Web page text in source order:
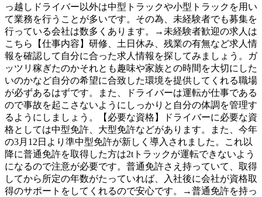
っ越しドライバー以外は中型トラックや小型トラックを用い
て業務を行うことが多いです。その為、未経験者でも募集を
行っている会社は数多くあります。→未経験者歓迎の求人は
こちら【仕事内容】研修、土日休み、残業の有無など求人情
報を確認して自分に合った求人情報を探してみましょう。ガ
ッツリ稼ぎたのかそれとも趣味や家族との時間を大切にした
いのかなど自分の希望に合致した環境を提供してくれる職場
が必ずあるはずです。また、ドライバーは運転が仕事である
ので事故を起こさないようにしっかりと自分の体調を管理す
るようにしましょう。【必要な資格】ドライバーに必要な資
格としては中型免許、大型免許などがあります。また、今年
の3月12日より準中型免許が新しく導入されました。これ以
降に普通免許を取得した方は2tトラックが運転できないよう
になるので注意が必要です。普通免許さえ持っていて、取得
してから所定の年数がたっていれば、入社後に会社が資格取
得のサポートをしてくれるので安心です。→普通免許を持っ